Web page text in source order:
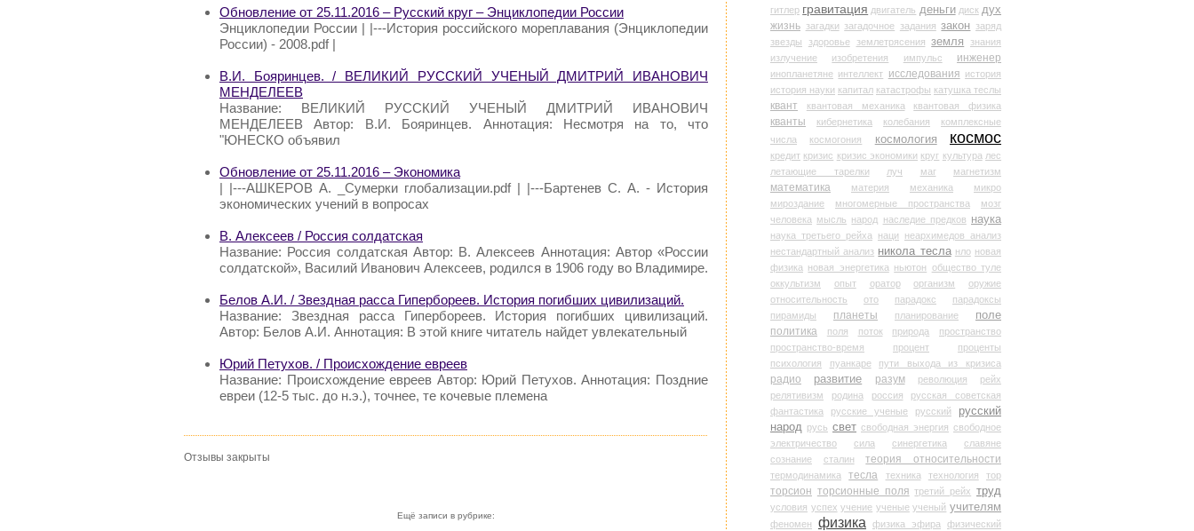
Обновление от 25.11.2016 – Русский круг – Энциклопедии России
Энциклопедии России | |---История российского мореплавания (Энциклопедии
России) - 2008.pdf |
В.И. Бояринцев. / ВЕЛИКИЙ РУССКИЙ УЧЕНЫЙ ДМИТРИЙ ИВАНОВИЧ
МЕНДЕЛЕЕВ
Название: ВЕЛИКИЙ РУССКИЙ УЧЕНЫЙ ДМИТРИЙ ИВАНОВИЧ
МЕНДЕЛЕЕВ Автор: В.И. Бояринцев. Аннотация: Несмотря на то, что
"ЮНЕСКО объявил
Обновление от 25.11.2016 – Экономика
| |---АШКЕРОВ А. _Сумерки глобализации.pdf | |---Бартенев С. А. - История
экономических учений в вопросах
В. Алексеев / Россия солдатская
Название: Россия солдатская Автор: В. Алексеев Аннотация: Автор «России
солдатской», Василий Иванович Алексеев, родился в 1906 году во Владимире.
Белов А.И. / Звездная расса Гипербореев. История погибших цивилизаций.
Название: Звездная расса Гипербореев. История погибших цивилизаций.
Автор: Белов А.И. Аннотация: В этой книге читатель найдет увлекательный
Юрий Петухов. / Происхождение евреев
Название: Происхождение евреев Автор: Юрий Петухов. Аннотация: Поздние
евреи (12-5 тыс. до н.э.), точнее, те кочевые племена
Отзывы закрыты
Ещё записи в рубрике:
гитлер гравитация двигатель деньги диск дух
жизнь загадки загадочное задания закон заряд
звезды
здоровье землетрясения земля
знания
излучение
изобретения импульс инженер
инопланетяне интеллект исследования история
история науки капитал катастрофы катушка теслы
квант квантовая механика квантовая физика
кванты кибернетика колебания
комплексные
числа
космогония космология космос
кредит кризис кризис экономики круг культура лес
летающие тарелки
луч маг магнетизм
математика материя механика
микро
мироздание
многомерные пространства
мозг
человека мысль народ наследие предков наука
наука третьего рейха наци
неархимедов анализ
нестандартный анализ никола тесла нло новая
физика новая энергетика ньютон общество туле
оккультизм
опыт оратор организм
оружие
относительность
ото парадокс
парадоксы
пирамиды
планеты планирование
поле
политика
поля поток природа
пространство
пространство-время
процент
проценты
психология
пуанкаре пути выхода из кризиса
радио развитие разум революция
рейх
релятивизм
родина россия
русская советская
фантастика
русские ученые русский
русский
народ русь свет свободная энергия свободное
электричество
сила синергетика
славяне
сознание
сталин теория относительности
термодинамика тесла техника технология тор
торсион торсионные поля третий рейх труд
условия успех учение ученые ученый учителям
феномен физика физика эфира
физический